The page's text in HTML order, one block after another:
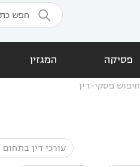

פסיקה המגזין
חיפוש פסקי-דין